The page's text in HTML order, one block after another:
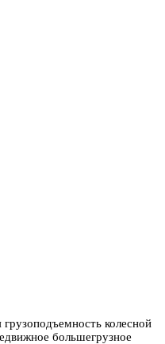
колесной
большегрузное